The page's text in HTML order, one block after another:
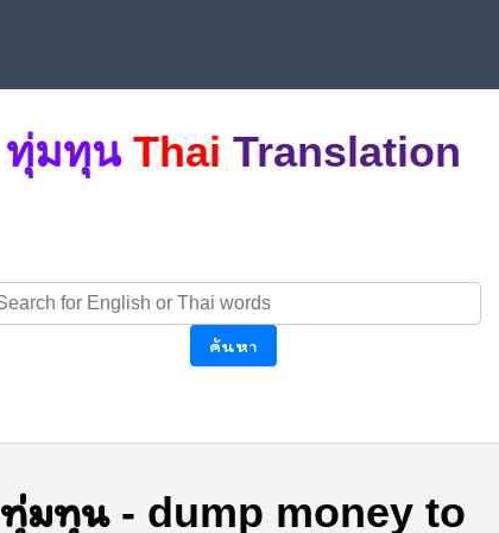
ทุ่มทุน Thai Translation
ค้นหา
ทุ่มทุน- dump money to